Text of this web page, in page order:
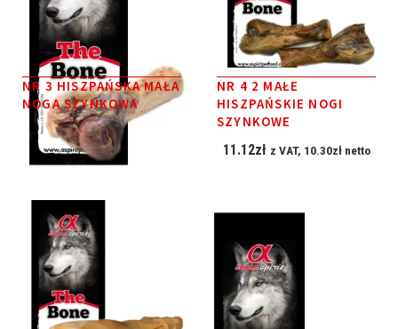
NR 3 HISZPAŃSKA MAŁA
NOGA SZYNKOWA
5.47zł z VAT,5.06
NR 4 2 MAŁE
HISZPAŃSKIE NOGI
SZYNKOWE
11.12zł z VAT, 10.30złnetto